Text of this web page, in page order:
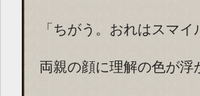
「ちがう。おれはスマイ
両親の顔に理解の色が浮